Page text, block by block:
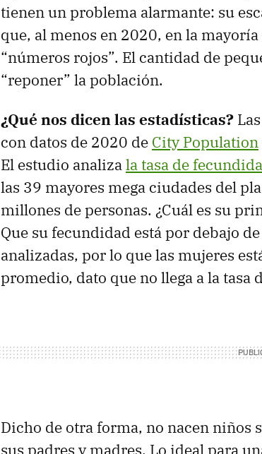
tienen un problema alarmante: su
que, al menos en 2020, en la
“números rojos”. El cantidad de
“reponer” la población.
¿Qué nos dicen las estadísticas?
con datos de 2020 de City Population
El estudio analizala tasa de
las 39 mayores mega ciudades del
millones de personas. ¿Cuál es su
Que su fecundidad está por debajo
analizadas, por lo que las mujeres
promedio, dato que no llega a la tasa
Dicho de otra forma, no nacen niños
sus padres y madres. Lo ideal para